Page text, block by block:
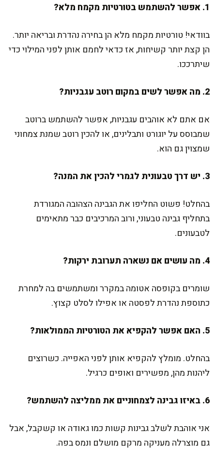
1. אפשר להשתמש בטורטיות מקמח מלא?
בוודאי! טורטיות מקמח מלא הן בחירה נהדרת ובריאה יותר.
הן קצת יותר קשיחות, אז כדאי לחמם אותן לפני המילוי כדי
שיתרככו.
2. מה אפשר לשים במקום רוטב עגבניות?
אם אתם לא אוהבים עגבניות, אפשר להשתמש ברוטב
שמבוסס על יוגורט ותבלינים, או להכין רוטב שמנת צמחוני
שמצוין גם הוא.
3. יש דרך טבעונית לגמרי להכין את המנה?
בהחלט! פשוט החליפו את הגבינה הצהובה המגורדת
בתחליף גבינה טבעוני, ורוב המרכיבים כבר מתאימים
לטבעונים.
4. מה עושים אם נשארה תערובת ירקות?
שומרים בקופסה אטומה במקרר ומשתמשים בה למחרת
כתוספת נהדרת לפסטה או אפילו לסלט קצוץ.
5. האם אפשר להקפיא את הטורטיות הממולאות?
בהחלט. מומלץ להקפיא אותן לפני האפייה. כשרוצים
ליהנות מהן, מפשירים ואופים כרגיל.
6. באיזו גבינה לצמחוניים את ממליצה להשתמש?
אני אוהבת לשלב גבינות קשות כמו גאודה או קשקבל, אבל
גם מוצרלה מעניקה מרקם מושלם ונמס בפה.